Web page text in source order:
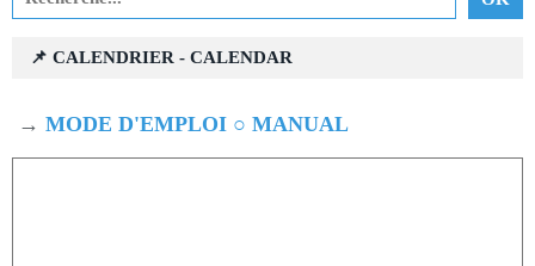
📌 CALENDRIER - CALENDAR
→ MODE D'EMPLOI ○ MANUAL